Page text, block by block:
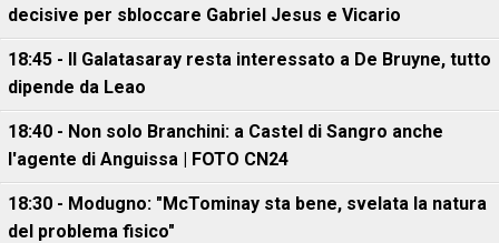
decisive per sbloccare Gabriel Jesus e Vicario
18:45 - Il Galatasaray resta interessato a De Bruyne, tutto
dipende da Leao
18:40 - Non solo Branchini: a Castel di Sangro anche
l'agente di Anguissa | FOTO CN24
18:30 - Modugno: "McTominay sta bene, svelata la natura
del problema fisico"